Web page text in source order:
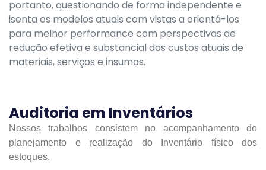
portanto, questionando de forma independente e
isenta os modelos atuais com vistas a orientá-los
para melhor performance com perspectivas de
redução efetiva e substancial dos custos atuais de
materiais, serviços e insumos.
Auditoria em Inventários
Nossos trabalhos consistem no acompanhamento do
planejamento e realização do Inventário físico dos
estoques.